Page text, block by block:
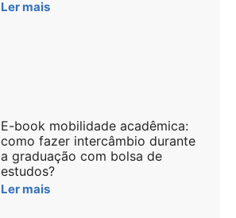
Ler mais
E-book mobilidade acadêmica:
como fazer intercâmbio durante
a graduação com bolsa de
estudos?
Ler mais